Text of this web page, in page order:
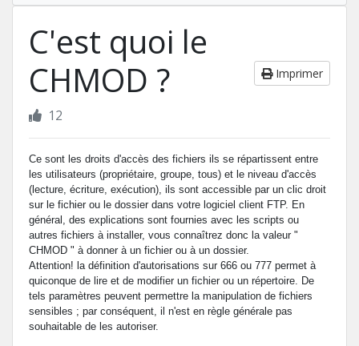
C'est quoi le
CHMOD ?
Imprimer
12
Ce sont les droits d'accès des fichiers ils se répartissent entre
les utilisateurs (propriétaire, groupe, tous) et le niveau d'accès
(lecture, écriture, exécution), ils sont accessible par un clic droit
sur le fichier ou le dossier dans votre logiciel client FTP. En
général, des explications sont fournies avec les scripts ou
autres fichiers à installer, vous connaîtrez donc la valeur "
CHMOD " à donner à un fichier ou à un dossier.
Attention! la définition d'autorisations sur 666 ou 777 permet à
quiconque de lire et de modifier un fichier ou un répertoire. De
tels paramètres peuvent permettre la manipulation de fichiers
sensibles ; par conséquent, il n'est en règle générale pas
souhaitable de les autoriser.